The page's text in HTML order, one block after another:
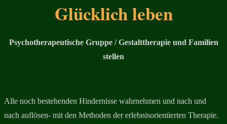
Glücklich leben
Psychotherapeutische Gruppe / Gestalttherapie und Familien
stellen
Alle noch bestehenden Hindernisse wahrnehmen und nach und
nach auflösen- mit den Methoden der erlebnisorientierten Therapie.